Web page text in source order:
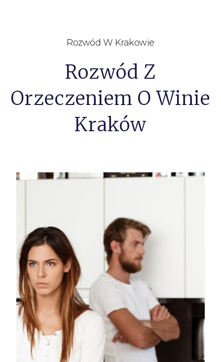
Rozwód W Krakowie
Rozwód Z
Orzeczeniem O Winie
Kraków